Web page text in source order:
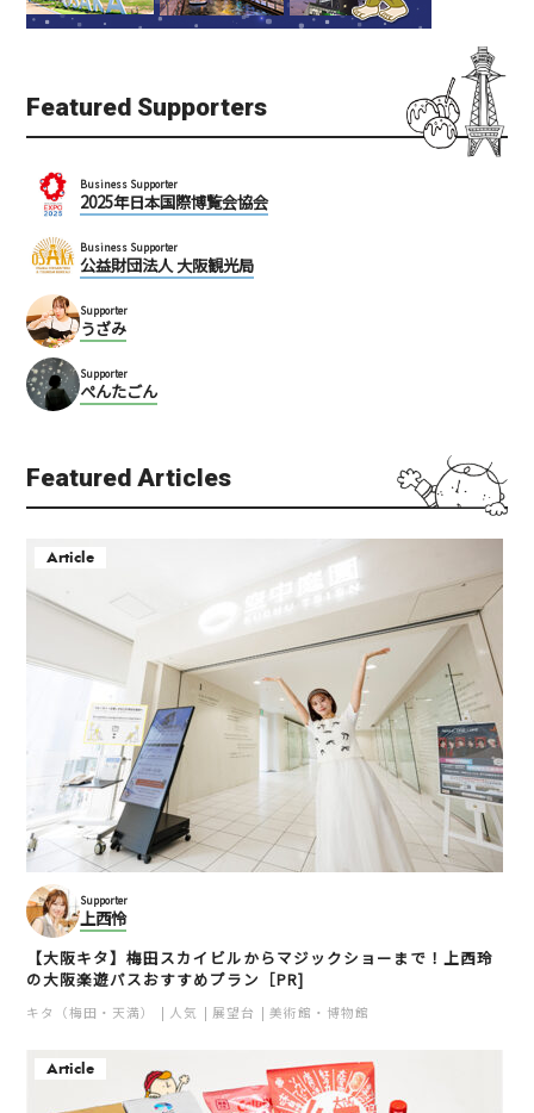
Featured Supporters
Business Supporter
2025年日本国際博覧会協会
Business Supporter
公益財団法人 大阪観光局
Supporter
うざみ
Supporter
ぺんたごん
Featured Articles
Article
Supporter
上西怜
【大阪キタ】梅田スカイビルからマジックショーまで！上西玲
の大阪楽遊パスおすすめプラン［PR]
キタ（梅田・天満） 人気 展望台 美術館・博物館
Article